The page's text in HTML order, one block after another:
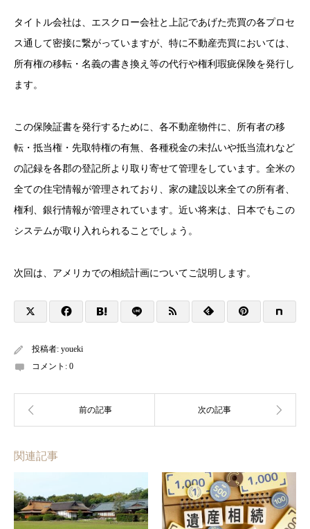
タイトル会社は、エスクロー会社と上記であげた売買の各プロセ
ス通して密接に繋がっていますが、特に不動産売買においては、
所有権の移転・名義の書き換え等の代行や権利瑕疵保険を発行し
ます。
この保険証書を発行するために、各不動産物件に、所有者の移
転・抵当権・先取特権の有無、各種税金の未払いや抵当流れなど
の記録を各郡の登記所より取り寄せて管理をしています。全米の
全ての住宅情報が管理されており、家の建設以来全ての所有者、
権利、銀行情報が管理されています。近い将来は、日本でもこの
システムが取り入れられることでしょう。
次回は、アメリカでの相続計画についてご説明します。
投稿者: youeki
コメント: 0
関連記事